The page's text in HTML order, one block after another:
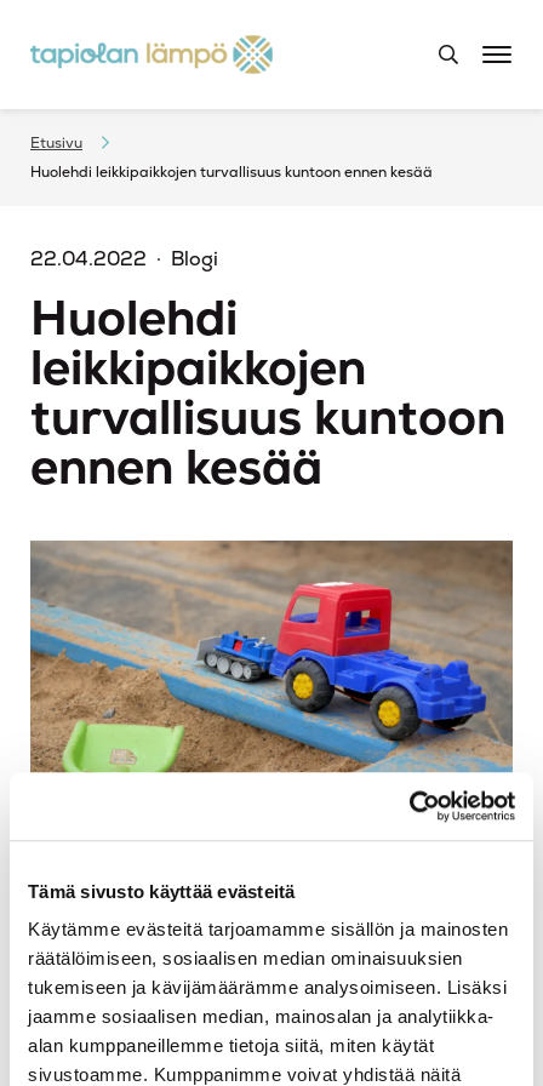
Tämä sivusto käyttää evästeitä
Käytämme evästeitä tarjoamamme sisällön ja mainosten
räätälöimiseen, sosiaalisen median ominaisuuksien
tukemiseen ja kävijämäärämme analysoimiseen. Lisäksi
jaamme sosiaalisen median, mainosalan ja analytiikka-
alan kumppaneillemme tietoja siitä, miten käytät
sivustoamme. Kumppanimme voivat yhdistää näitä
Etusivu
Huolehdi leikkipaikkojen turvallisuus kuntoon ennen kesää
22.04.2022 Blogi
Huolehdi
leikkipaikkojen
turvallisuus kuntoon
ennen kesää
Taloyhtiön vastuulla on huolehtia leikkipaikkojen
tarkastaa, ettei pihan leikkipaikalta löydy
turvallisuusriskejä.
Viherpalveluidemmekautta voit tänäkin keväänä
hankkia leikkipaikkojen turvallisuustarkastuksen,
joka sisältää kuvallisen tarkastusraportin sekä
korjausehdotukset hinta-arvioineen. Tarkastusaika